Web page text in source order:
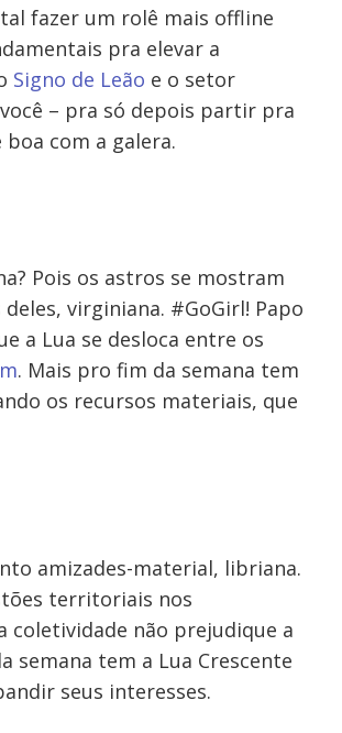
fazer um rolê mais offline
pra elevar a
Signo de Leão e o setor
– pra só depois partir pra
com a galera.
Pois os astros se mostram
virginiana. #GoGirl! Papo
a Lua se desloca entre os
. Mais pro fim da semana tem
os recursos materiais, que
amizades-material, libriana.
territoriais nos
coletividade não prejudique a
semana tem a Lua Crescente
seus interesses.